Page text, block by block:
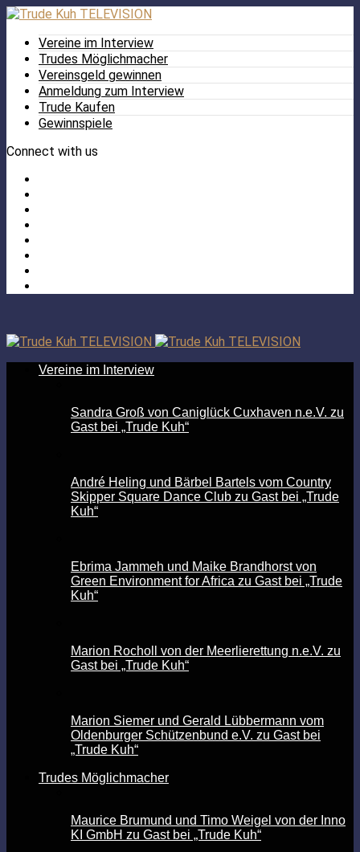
Vereine im Interview
Trudes Möglichmacher
Vereinsgeld gewinnen
Anmeldung zum Interview
Trude Kaufen
Gewinnspiele
Connect with us
Vereine im Interview
Sandra Groß von Caniglück Cuxhaven n.e.V. zu
Gast bei „Trude Kuh“
André Heling und Bärbel Bartels vom Country
Skipper Square Dance Club zu Gast bei „Trude
Kuh“
Ebrima Jammeh und Maike Brandhorst von
Green Environment for Africa zu Gast bei „Trude
Kuh“
Marion Rocholl von der Meerlierettung n.e.V. zu
Gast bei „Trude Kuh“
Marion Siemer und Gerald Lübbermann vom
Oldenburger Schützenbund e.V. zu Gast bei
„Trude Kuh“
Trudes Möglichmacher
Maurice Brumund und Timo Weigel von der Inno
KI GmbH zu Gast bei „Trude Kuh“